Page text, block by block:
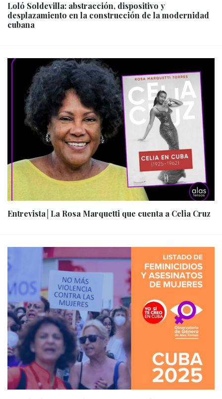
Loló Soldevilla: abstracción, dispositivo y
desplazamiento en la construcción de la modernidad
cubana
Entrevista│La Rosa Marquetti que cuenta a Celia Cruz